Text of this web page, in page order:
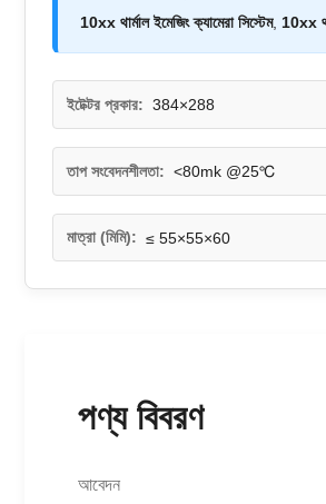
10xx থার্মাল ইমেজিং ক্যামেরা সিস্টেম, 10xx
ইটেক্টর প্রকার: 384×288
তাপ সংবেদনশীলতা: <80mk @25℃
মাত্রা (মিমি): ≤ 55×55×60
পণ্য বিবরণ
আবেদন